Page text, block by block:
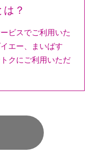
は？
ビスでご利用いた
エー、まいばす
クにご利用いただ